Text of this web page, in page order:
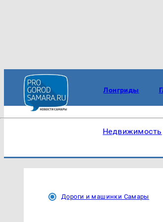
Лонгриды
Недвижимость
Дороги и машинки Самары